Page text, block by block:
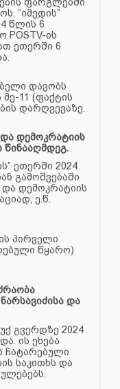
“იმედის”
წლის 6
POSTV-ის
ეთერში 6
დავობს
11 (ფაქტის
დარღვევაზე.
და დემოკრატიის
წინააღმდეგ.
ეთერში 2024
გამოშვებაში
და დემოკრატიის
ე.წ.
პირველი
წყარო)
და
გვერდზე 2024
ის ეხება
ჩატარებული
საკითხს და